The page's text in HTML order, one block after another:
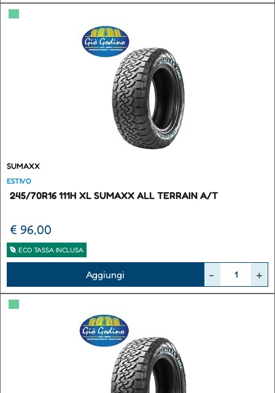
▀
SUMAXX
ESTIVO
245/70R16 111H XL SUMAXX ALL TERRAIN A/T
€ 96,00
ECO TASSA INCLUSA
Aggiungi
▀